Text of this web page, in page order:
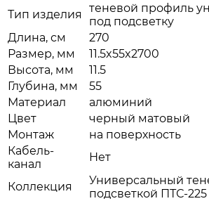
Тип изделия
теневой профиль
под подсветку
Длина, см
270
Размер, мм
11.5x55x2700
Высота, мм
11.5
Глубина, мм
55
Материал
алюминий
Цвет
черный матовый
Монтаж
на поверхность
Кабель-
канал
Нет
Коллекция
Универсальный
подсветкой ПТС-225